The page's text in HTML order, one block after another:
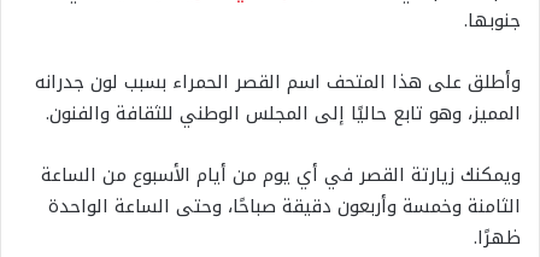
جنوبها.
وأطلق على هذا المتحف اسم القصر الحمراء بسبب لون جدرانه
المميز، وهو تابع حاليًا إلى المجلس الوطني للثقافة والفنون.
ويمكنك زيارتة القصر في أي يوم من أيام الأسبوع من الساعة
الثامنة وخمسة وأربعون دقيقة صباحًا، وحتى الساعة الواحدة
ظهرًا.